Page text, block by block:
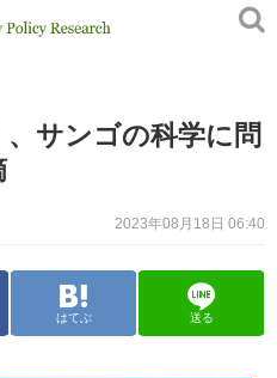
サンゴの科学に問
2023年08月18日 06:40
はてぶ 送る